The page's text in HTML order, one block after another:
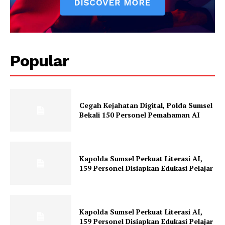
Popular
Cegah Kejahatan Digital, Polda Sumsel
Bekali 150 Personel Pemahaman AI
Kapolda Sumsel Perkuat Literasi AI,
159 Personel Disiapkan Edukasi Pelajar
Kapolda Sumsel Perkuat Literasi AI,
159 Personel Disiapkan Edukasi Pelajar